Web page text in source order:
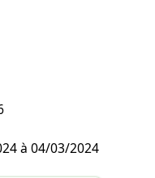
à 04/03/2024